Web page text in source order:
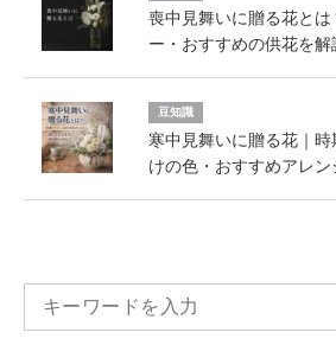
喪中見舞いに贈る花と
ー・おすすめの供花を解
豆知識
寒中見舞いに贈る花｜
けの色・おすすめアレン